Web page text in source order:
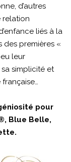
d’autres
relation
liés à la
des premières «
leur
simplicité et
pour
Blue Belle,